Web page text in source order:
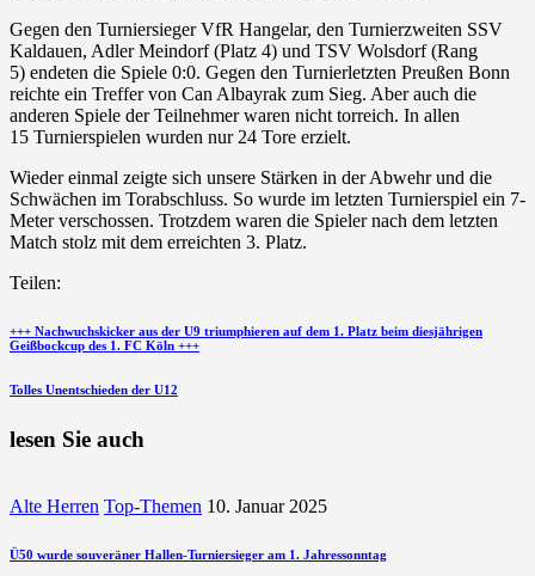
Gegen den Turniersieger VfR Hangelar, den Turnierzweiten SSV
Kaldauen, Adler Meindorf (Platz 4) und TSV Wolsdorf (Rang
5) endeten die Spiele 0:0. Gegen den Turnierletzten Preußen Bonn
reichte ein Treffer von Can Albayrak zum Sieg. Aber auch die
anderen Spiele der Teilnehmer waren nicht torreich. In allen
15 Turnierspielen wurden nur 24 Tore erzielt.
Wieder einmal zeigte sich unsere Stärken in der Abwehr und die
Schwächen im Torabschluss. So wurde im letzten Turnierspiel ein 7-
Meter verschossen. Trotzdem waren die Spieler nach dem letzten
Match stolz mit dem erreichten 3. Platz.
Teilen:
Beitragsnavigation
vorherigen
Beitrag
+++ Nachwuchskicker aus der U9 triumphieren auf dem 1. Platz beim diesjährigen
Geißbockcup des 1. FC Köln +++
nächsten
Tolles Unentschieden der U12
lesen Sie auch
Alte Herren Top-Themen 10. Januar 2025
Ü50 wurde souveräner Hallen-Turniersieger am 1. Jahressonntag